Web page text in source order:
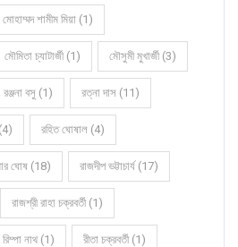
মোহাম্মদ শামীম মিয়া (1)
মৌমিতা চ্যাটার্জী (1) মৌসুমী মুখার্জী (3)
রঞ্জনা বসু (1) রত্না দাস (11)
রহিত ঘোষাল (4)
ঘোষ (18) রাজদীপ ভট্টাচার্য (17)
রাজশ্রী রাহা চক্রবর্তী (1)
রিম্পা নাথ (1) রীতা চক্রবর্তী (1)